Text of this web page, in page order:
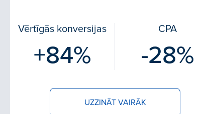
Vērtīgās konversijas
+84%
CPA
-28%
UZZINĀT VAIRĀK